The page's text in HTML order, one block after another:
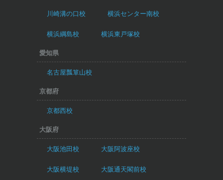
川崎溝の口校 横浜センター南校
横浜綱島校 横浜東戸塚校
愛知県
名古屋瓢箪山校
京都府
京都西校
大阪府
大阪池田校 大阪阿波座校
大阪横堤校 大阪通天閣前校